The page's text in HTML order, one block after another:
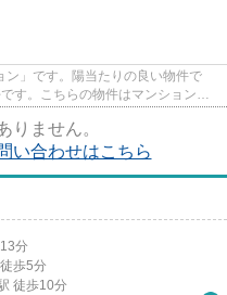
」です。陽当たりの良い物件で
す。こちらの物件はマンションで
りません。
い合わせはこちら
分
徒歩5分
徒歩10分